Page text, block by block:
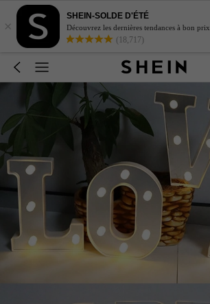
×
SHEIN-SOLDE D'ÉTÉ
Découvrez les dernières tendances à bon prix.
(18,717)